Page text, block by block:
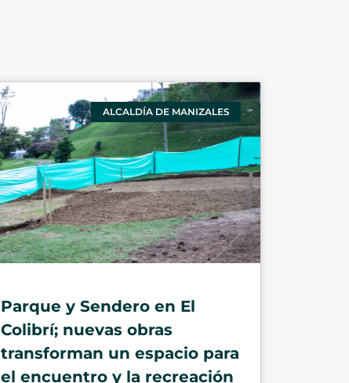
ALCALDÍA DE MANIZALES
Parque y Sendero en El
Colibrí; nuevas obras
transforman un espacio para
el encuentro y la recreación